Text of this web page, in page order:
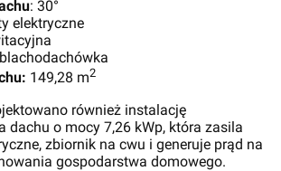
: 30°
elektryczne
blachodachówka
149,28 m2
również instalację
dachu o mocy 7,26 kWp, która zasila
zbiornik na cwu i generuje prąd na
gospodarstwa domowego.